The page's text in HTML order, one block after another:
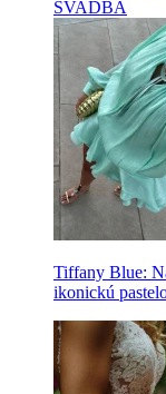
SVADBA
Tiffany Blue:
ikonickú